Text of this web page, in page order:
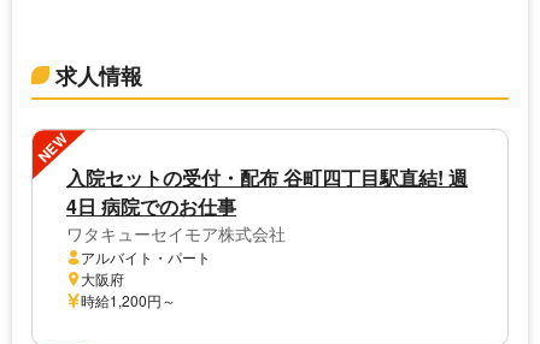
求人情報
NEW
入院セットの受付・配布 谷町四丁目駅直結! 週
4日 病院でのお仕事
ワタキューセイモア株式会社
アルバイト・パート
大阪府
時給1,200円～